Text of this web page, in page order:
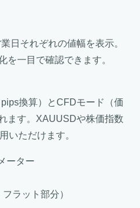
日それぞれの値幅を表示。
を一目で確認できます。
換算）とCFDモード（価
ます。XAUUSDや株価指数
いただけます。
ーター
ラット部分）